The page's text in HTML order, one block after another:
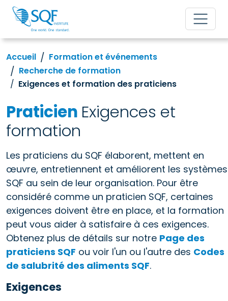
Accueil
Formation et événements
Recherche de formation
Exigences et formation des praticiens
Praticien Exigences et
formation
Les praticiens du SQF élaborent, mettent en
œuvre, entretiennent et améliorent les systèmes
SQF au sein de leur organisation. Pour être
considéré comme un praticien SQF, certaines
exigences doivent être en place, et la formation
peut vous aider à satisfaire à ces exigences.
Obtenez plus de détails sur notre Page des
praticiens SQF ou voir l'un ou l'autre des Codes
de salubrité des aliments SQF.
Exigences